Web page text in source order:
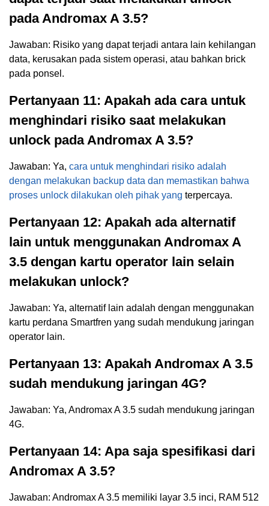
pada Andromax A 3.5?
Jawaban: Risiko yang dapat terjadi antara lain kehilangan
data, kerusakan pada sistem operasi, atau bahkan brick
pada ponsel.
Pertanyaan 11: Apakah ada cara untuk
menghindari risiko saat melakukan
unlock pada Andromax A 3.5?
Jawaban: Ya, cara untuk menghindari risiko adalah
dengan melakukan backup data dan memastikan bahwa
proses unlock dilakukan oleh pihak yang terpercaya.
Pertanyaan 12: Apakah ada alternatif
lain untuk menggunakan Andromax A
3.5 dengan kartu operator lain selain
melakukan unlock?
Jawaban: Ya, alternatif lain adalah dengan menggunakan
kartu perdana Smartfren yang sudah mendukung jaringan
operator lain.
Pertanyaan 13: Apakah Andromax A 3.5
sudah mendukung jaringan 4G?
Jawaban: Ya, Andromax A 3.5 sudah mendukung jaringan
4G.
Pertanyaan 14: Apa saja spesifikasi dari
Andromax A 3.5?
Jawaban: Andromax A 3.5 memiliki layar 3.5 inci, RAM 512